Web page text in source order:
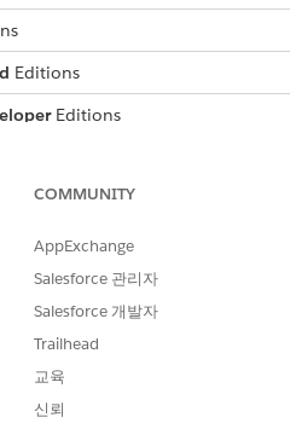
Editions
Editions
Developer
COMMUNITY
AppExchange
Salesforce 관리자
Salesforce 개발자
Trailhead
교육
신뢰